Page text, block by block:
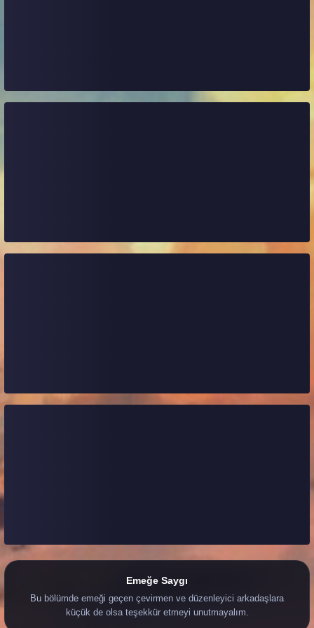
Emeğe Saygı
Bu bölümde emeği geçen çevirmen ve düzenleyici arkadaşlara
küçük de olsa teşekkür etmeyi unutmayalım.